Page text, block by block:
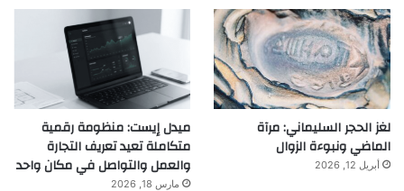
لغز الحجر السليماني: مرآة
الماضي ونبوءة الزوال
أبريل 12, 2026
ميدل إيست: منظومة رقمية
متكاملة تعيد تعريف التجارة
والعمل والتواصل في مكان واحد
مارس 18, 2026